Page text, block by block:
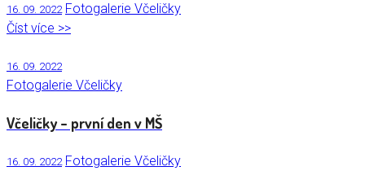
16. 09. 2022 Fotogalerie Včeličky
Číst více >>
16. 09. 2022
Fotogalerie Včeličky
Včeličky – první den v MŠ
16. 09. 2022 Fotogalerie Včeličky